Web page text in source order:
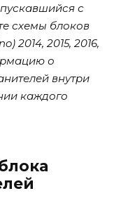
с
схемы блоков
2014, 2015, 2016,
о
внутри
каждого